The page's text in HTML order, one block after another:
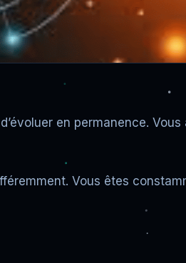
en permanence.
Vous êtes